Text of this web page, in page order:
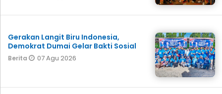
Gerakan Langit Biru Indonesia,
Demokrat Dumai Gelar Bakti Sosial
Berita 07 Agu 2026